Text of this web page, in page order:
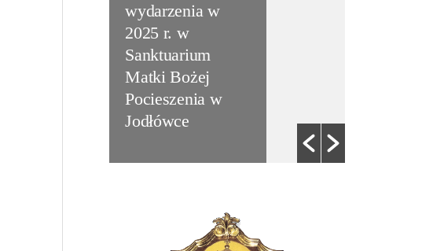
wydarzenia w
2025 r. w
Sanktuarium
Matki Bożej
Pocieszenia w
Jodłówce